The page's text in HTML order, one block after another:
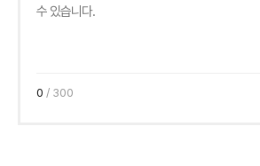
0 / 300